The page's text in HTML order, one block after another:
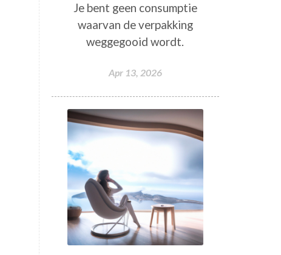
Je bent geen consumptie
waarvan de verpakking
weggegooid wordt.
Apr 13, 2026